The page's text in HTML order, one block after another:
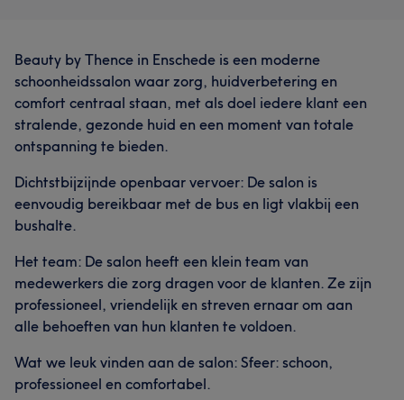
Beauty by Thence in Enschede is een moderne
schoonheidssalon waar zorg, huidverbetering en
comfort centraal staan, met als doel iedere klant een
stralende, gezonde huid en een moment van totale
ontspanning te bieden.
Dichtstbijzijnde openbaar vervoer: De salon is
eenvoudig bereikbaar met de bus en ligt vlakbij een
bushalte.
Het team: De salon heeft een klein team van
medewerkers die zorg dragen voor de klanten. Ze zijn
professioneel, vriendelijk en streven ernaar om aan
alle behoeften van hun klanten te voldoen.
Wat we leuk vinden aan de salon: Sfeer: schoon,
professioneel en comfortabel.